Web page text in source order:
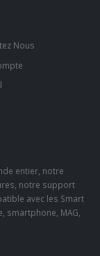
Nous
entier, notre
notre support
avec les Smart
smartphone, MAG,